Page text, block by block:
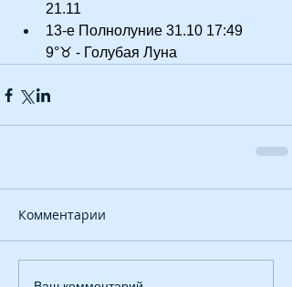
21.11
13-е Полнолуние 31.10 17:49
9°♉ - Голубая Луна
Комментарии